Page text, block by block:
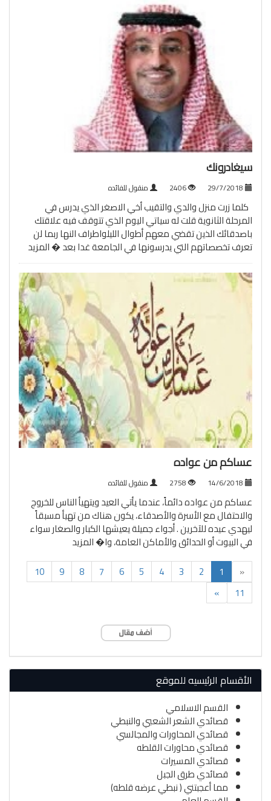
سيغادرونك
2406 منقول للفائده
كلما زرت منزل والدي والتقيب أخي الاصغر الذي يدرس في
المرحلة الثانوية قلت له سياتي اليوم الذي تتوقف فيه علاقتك
باصدقائك الذين تقضي معهم أطوال الليلواطراف النها ربما لن
تعرف تخصصاتهم التي يدرسونها في الجامعة غدا بعد �المزيد
عساكم من عواده
2758 منقول للفائده
عساكم من عواده دائماً، عندما يأتي العيد ويتهيأ الناس للخروج
والاحتفال مع الأسرة والأصدقاء، يكون هناك من تهيأ مسبقاً
ليهدي عيده للآخرين . أجواء جميلة يعيشها الكبار والصغار سواء
في البيوت أو الحدائق والأماكن العامة، وا�المزيد
«
1
2
3
4
5
6
7
8
9
10
11
»
الأقسام الرئيسيه للموقع
القسم الاسلامي
قصائدي الشعر الشعبي والنبطي
قصائدي المحاورات والمجالسي
قصائدي محاورات القلطه
قصائدي المسيرات
قصائدي طرق الجبل
مما أعجبتني ( نبطي عرضه قلطه)